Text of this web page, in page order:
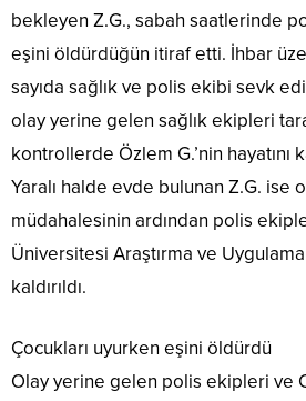
bekleyen Z.G., sabah saatlerinde
eşini öldürdüğün itiraf etti. İhbar
sayıda sağlık ve polis ekibi sevk
olay yerine gelen sağlık ekipleri
kontrollerde Özlem G.’nin
Yaralı halde evde bulunan Z.G. ise
müdahalesinin ardından polis
Üniversitesi Araştırma ve
kaldırıldı.
Çocukları uyurken eşini öldürdü
Olay yerine gelen polis ekipleri ve